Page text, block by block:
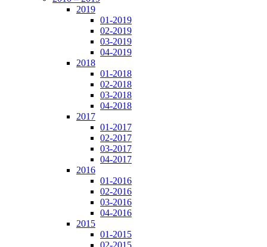
2019
01-2019
02-2019
03-2019
04-2019
2018
01-2018
02-2018
03-2018
04-2018
2017
01-2017
02-2017
03-2017
04-2017
2016
01-2016
02-2016
03-2016
04-2016
2015
01-2015
02-2015